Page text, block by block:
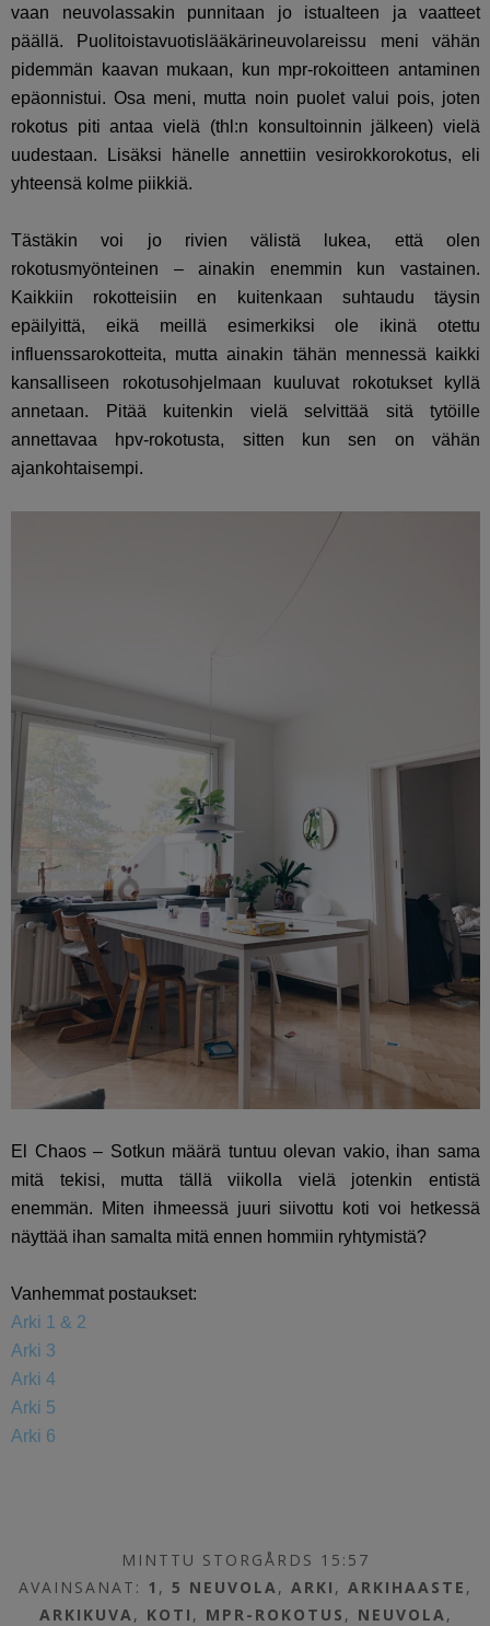
vaan neuvolassakin punnitaan jo istualteen ja vaatteet
päällä. Puolitoistavuotislääkärineuvolareissu meni vähän
pidemmän kaavan mukaan, kun mpr-rokoitteen antaminen
epäonnistui. Osa meni, mutta noin puolet valui pois, joten
rokotus piti antaa vielä (thl:n konsultoinnin jälkeen) vielä
uudestaan. Lisäksi hänelle annettiin vesirokkorokotus, eli
yhteensä kolme piikkiä.
Tästäkin voi jo rivien välistä lukea, että olen
rokotusmyönteinen – ainakin enemmin kun vastainen.
Kaikkiin rokotteisiin en kuitenkaan suhtaudu täysin
epäilyittä, eikä meillä esimerkiksi ole ikinä otettu
influenssarokotteita, mutta ainakin tähän mennessä kaikki
kansalliseen rokotusohjelmaan kuuluvat rokotukset kyllä
annetaan. Pitää kuitenkin vielä selvittää sitä tytöille
annettavaa hpv-rokotusta, sitten kun sen on vähän
ajankohtaisempi.
El Chaos – Sotkun määrä tuntuu olevan vakio, ihan sama
mitä tekisi, mutta tällä viikolla vielä jotenkin entistä
enemmän. Miten ihmeessä juuri siivottu koti voi hetkessä
näyttää ihan samalta mitä ennen hommiin ryhtymistä?
Vanhemmat postaukset:
Arki 1 & 2
Arki 3
Arki 4
Arki 5
Arki 6
MINTTU STORGÅRDS 15:57
AVAINSANAT: 1 ,5 NEUVOLA ,ARKI ,ARKIHAASTE ,
ARKIKUVA , KOTI , MPR-ROKOTUS , NEUVOLA ,